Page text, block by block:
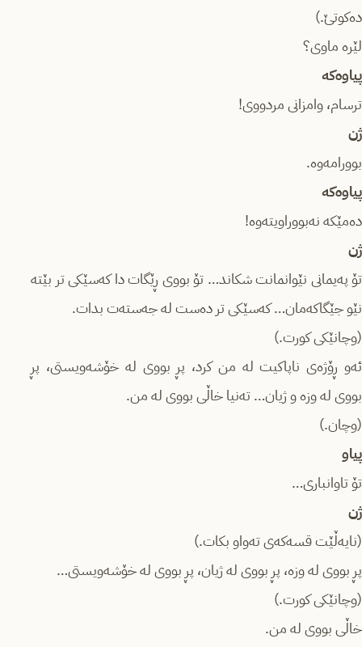
دەکوتێ.)
لێرە ماوی؟
پیاوەکە
ترسام، وامزانی مردووی!
ژن
بوورامەوە.
پیاوەکە
دەمێکە نەبووراویتەوە!
ژن
تۆ پەیمانی نێوانمانت شکاند… تۆ بووی ڕێگات دا کەسێکی تر بێتە
نێو جێگاکەمان… کەسێکی تر دەست لە جەستەت بدات.
(وچانێکی کورت.)
ئەو ڕۆژەی ناپاکیت لە من کرد، پڕ بووی لە خۆشەویستی، پڕ
بووی لە وزە و ژیان… تەنیا خاڵی بووی لە من.
(وچان.)
پیاو
تۆ تاوانباری…
ژن
(نایەڵێت قسەکەی تەواو بکات.)
پڕ بووی لە وزە، پڕ بووی لە ژیان، پڕ بووی لە خۆشەویستی…
(وچانێکی کورت.)
خاڵی بووی لە من.